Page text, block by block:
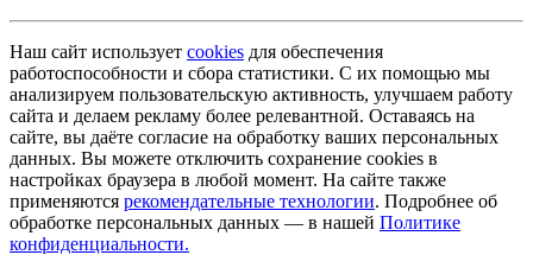
Наш сайт использует cookies для обеспечения
работоспособности и сбора статистики. С их помощью мы
анализируем пользовательскую активность, улучшаем работу
сайта и делаем рекламу более релевантной. Оставаясь на
сайте, вы даёте согласие на обработку ваших персональных
данных. Вы можете отключить сохранение cookies в
настройках браузера в любой момент. На сайте также
применяются рекомендательные технологии. Подробнее об
обработке персональных данных — в нашей Политике
конфиденциальности.